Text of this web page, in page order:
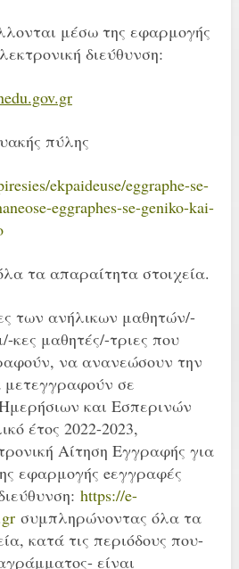
μέσω της εφαρμογής
διεύθυνση:
πύλης
ekpaideuse/eggraphe-se-
eggraphes-se-geniko-kai-
τα απαραίτητα στοιχεία.
των ανήλικων μαθητών/-
κες μαθητές/-τριες που
να ανανεώσουν την
σε
και Εσπερινών
έτος 2022-2023,
Αίτηση Εγγραφής για
εφαρμογής eεγγραφές
https://e-
συμπληρώνοντας όλα τα
κατά τις περιόδους που-
είναι